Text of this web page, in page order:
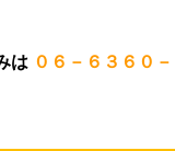
は ０６－６３６０